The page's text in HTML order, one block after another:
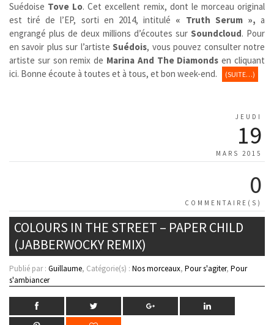
Suédoise Tove Lo. Cet excellent remix, dont le morceau original
est tiré de l’EP, sorti en 2014, intitulé « Truth Serum », a
engrangé plus de deux millions d’écoutes sur Soundcloud. Pour
en savoir plus sur l’artisteSuédois, vous pouvez consulter notre
artiste sur son remix de Marina And The Diamonds en cliquant
ici. Bonne écoute à toutes et à tous, et bon week-end.
(SUITE…)
JEUDI
19
MARS 2015
0
COMMENTAIRE(S)
COLOURS IN THE STREET – PAPER CHILD
(JABBERWOCKY REMIX)
Publié par : Guillaume, Catégorie(s) : Nos morceaux, Pour s'agiter, Pour
s'ambiancer